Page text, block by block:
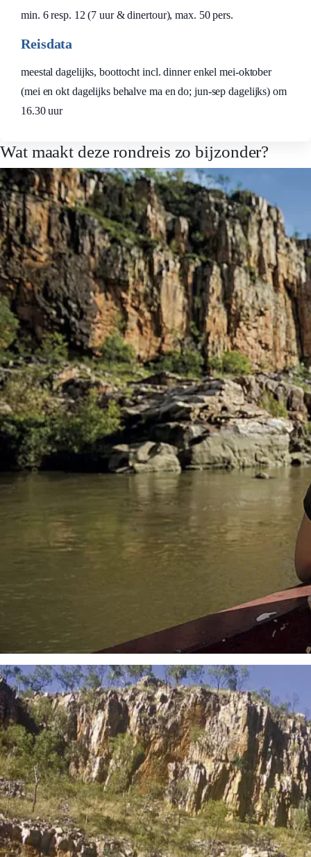
min. 6 resp. 12 (7 uur & dinertour), max. 50 pers.
Reisdata
meestal dagelijks, boottocht incl. dinner enkel mei-oktober
(mei en okt dagelijks behalve ma en do; jun-sep dagelijks) om
16.30 uur
Wat maakt deze rondreis zo bijzonder?